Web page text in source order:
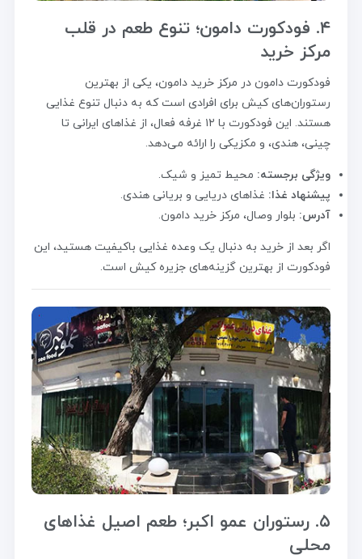
۴. فودکورت دامون؛ تنوع طعم در قلب
مرکز خرید
فودکورت دامون در مرکز خرید دامون، یکی از بهترین
رستوران‌های کیش برای افرادی است که به دنبال تنوع غذایی
هستند. این فودکورت با ۱۲ غرفه فعال، از غذاهای ایرانی تا
چینی، هندی، و مکزیکی را ارائه می‌دهد.
ویژگی برجسته: محیط تمیز و شیک.
پیشنهاد غذا: غذاهای دریایی و بریانی هندی.
آدرس: بلوار وصال، مرکز خرید دامون.
اگر بعد از خرید به دنبال یک وعده غذایی باکیفیت هستید، این
فودکورت از بهترین گزینه‌های جزیره کیش است.
۵. رستوران عمو اکبر؛ طعم اصیل غذاهای
محلی